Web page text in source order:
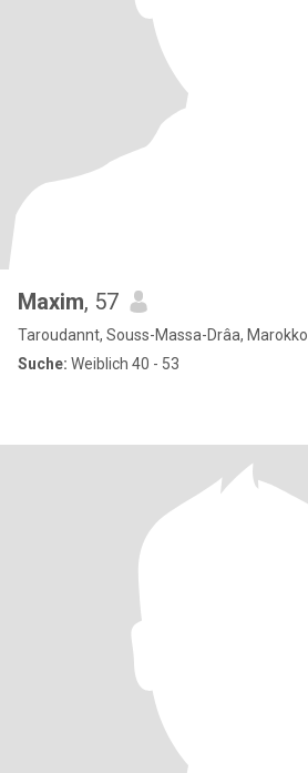
Maxim, 57
Taroudannt, Souss-Massa-Drâa, Marokko
Suche: Weiblich 40 - 53